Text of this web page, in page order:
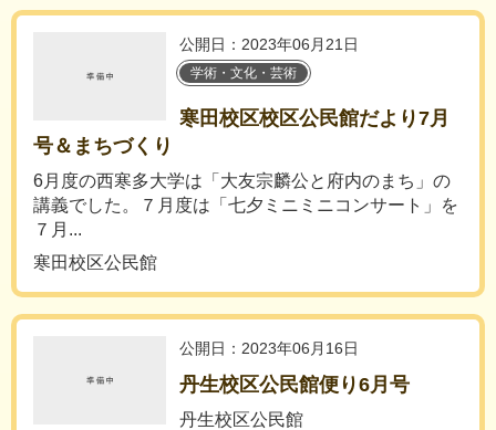
公開日：2023年06月21日
学術・文化・芸術
寒田校区校区公民館だより7月
号＆まちづくり
6月度の西寒多大学は「大友宗麟公と府内のまち」の
講義でした。７月度は「七夕ミニミニコンサート」を
７月...
寒田校区公民館
公開日：2023年06月16日
丹生校区公民館便り6月号
丹生校区公民館